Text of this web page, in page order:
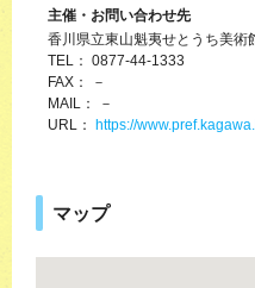
主催・お問い合わせ先
香川県立東山魁夷せとうち美術
TEL： 0877-44-1333
FAX： －
MAIL： －
URL： https://
マップ